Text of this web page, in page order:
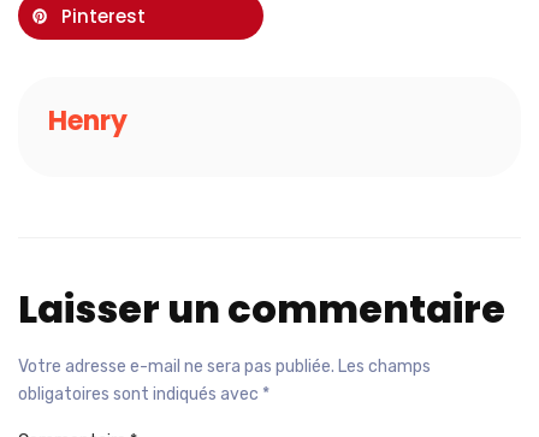
Pinterest
Henry
Laisser un commentaire
Votre adresse e-mail ne sera pas publiée. Les champs
obligatoires sont indiqués avec *